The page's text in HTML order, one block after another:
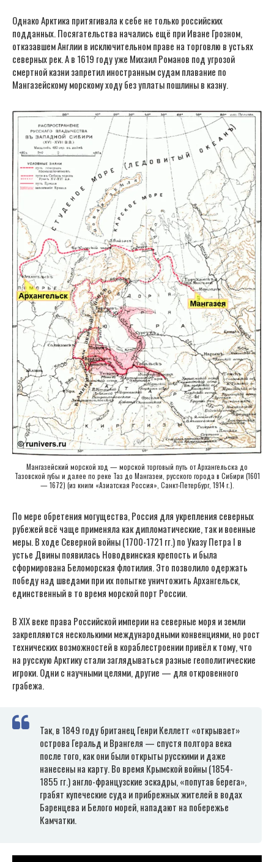
Однако Арктика притягивала к себе не только российских
подданных. Посягательства начались ещё при Иване Грозном,
отказавшем Англии в исключительном праве на торговлю в устьях
северных рек. А в 1619 году уже Михаил Романов под угрозой
смертной казни запретил иностранным судам плавание по
Мангазейскому морскому ходу без уплаты пошлины в казну.
Мангазейский морской ход — морской торговый путь от Архангельска до
Тазовской губы и далее по реке Таз до Мангазеи, русского города в Сибири (1601
— 1672) (из книги «Азиатская Россия», Санкт-Петербург, 1914 г.).
По мере обретения могущества, Россия для укрепления северных
рубежей всё чаще применяла как дипломатические, так и военные
меры. В ходе Северной войны (1700-1721 гг.) по Указу Петра I в
устье Двины появилась Новодвинская крепость и была
сформирована Беломорская флотилия. Это позволило одержать
победу над шведами при их попытке уничтожить Архангельск,
единственный в то время морской порт России.
В XIX веке права Российской империи на северные моря и земли
закрепляются несколькими международными конвенциями, но рост
технических возможностей в кораблестроении привёл к тому, что
на русскую Арктику стали заглядываться разные геополитические
игроки. Одни с научными целями, другие — для откровенного
грабежа.
Так, в 1849 году британец Генри Келлетт «открывает»
острова Геральд и Врангеля — спустя полтора века
после того, как они были открыты русскими и даже
нанесены на карту. Во время Крымской войны (1854-
1855 гг.) англо-французские эскадры, «попутав берега»,
грабят купеческие суда и прибрежных жителей в водах
Баренцева и Белого морей, нападают на побережье
Камчатки.